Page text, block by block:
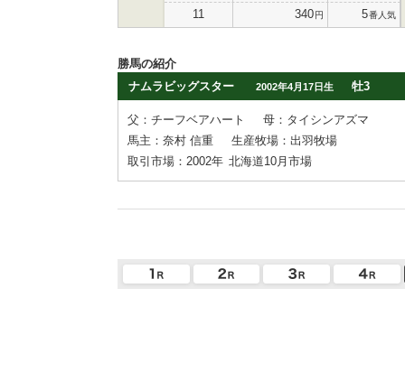
11 340円 5番人気
勝馬の紹介
ナムラビッグスター
2002年4月17日生 牡3
父：チーフベアハート
母：タイシンアズマ
馬主：奈村 信重
生産牧場：出羽牧場
取引市場：2002年 北海道10月市場